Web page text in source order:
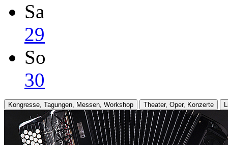
Sa
29
So
30
Kongresse, Tagungen, Messen, Workshop Theater, Oper, Konzerte